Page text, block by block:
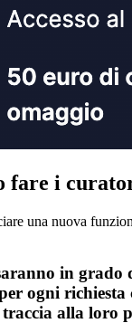
fare i
una nuova
in grado
ogni richiesta
alla loro